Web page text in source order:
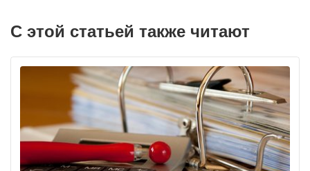
С этой статьей также читают